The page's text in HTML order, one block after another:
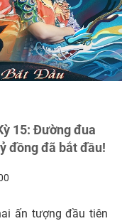
15: Đường đua
đồng đã bắt đầu!
ấn tượng đầu tiên